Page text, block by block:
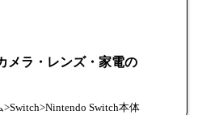
メラ・レンズ・家電の
Switch本体